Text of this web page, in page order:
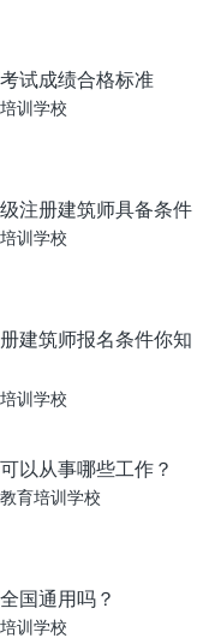
试成绩合格标准
训学校
注册建筑师具备条件
训学校
建筑师报名条件你知
训学校
以从事哪些工作？
育培训学校
国通用吗？
训学校